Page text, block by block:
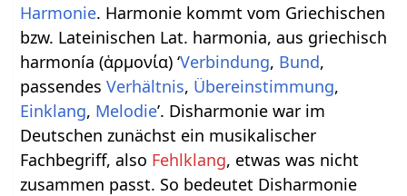
Harmonie. Harmonie kommt vom Griechischen
bzw. Lateinischen Lat. harmonia, aus griechisch
harmonía (ἁρμονία) ‘Verbindung, Bund,
passendesVerhältnis, Übereinstimmung,
Einklang, Melodie’. Disharmonie war im
Deutschen zunächst ein musikalischer
Fachbegriff, also Fehlklang, etwas was nicht
zusammen passt. So bedeutet Disharmonie